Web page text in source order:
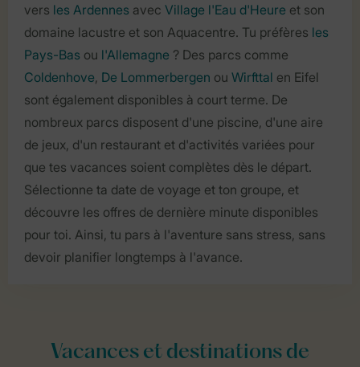
vers les Ardennes avec Village l'Eau d'Heure et son
domaine lacustre et son Aquacentre. Tu préfères les
Pays-Bas ou l'Allemagne ? Des parcs comme
Coldenhove, De Lommerbergen ou Wirfttal en Eifel
sont également disponibles à court terme. De
nombreux parcs disposent d'une piscine, d'une aire
de jeux, d'un restaurant et d'activités variées pour
que tes vacances soient complètes dès le départ.
Sélectionne ta date de voyage et ton groupe, et
découvre les offres de dernière minute disponibles
pour toi. Ainsi, tu pars à l'aventure sans stress, sans
devoir planifier longtemps à l'avance.
Vacances et destinations de